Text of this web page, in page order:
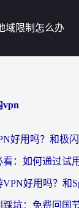
域限制怎么办
vpn